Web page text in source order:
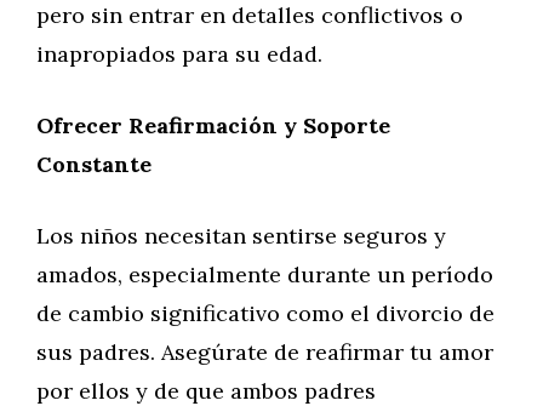
pero sin entrar en detalles conflictivos o
inapropiados para su edad.
Ofrecer Reafirmación y Soporte
Constante
Los niños necesitan sentirse seguros y
amados, especialmente durante un período
de cambio significativo como el divorcio de
sus padres. Asegúrate de reafirmar tu amor
por ellos y de que ambos padres